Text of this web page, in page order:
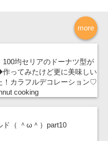
more
100均セリアのドーナツ型が
ってみたけど更に美味しい
！カラフルデコレーション♡
cooking
ド（ ＾ω＾）part10